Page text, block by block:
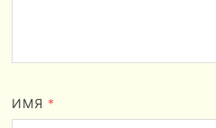
ИМЯ *